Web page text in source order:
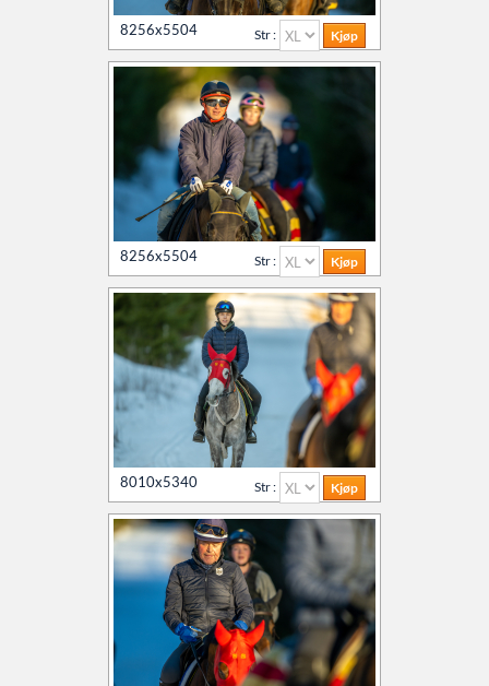
8256x5504 Str :
8256x5504 Str :
8010x5340 Str :